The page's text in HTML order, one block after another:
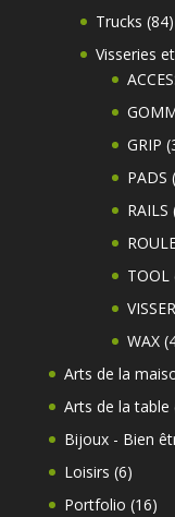
Trucks 8484
Visseries
GRIP
PADS
RAILS
TOOL
WAX
Arts de la
Arts de la table
Bijoux - Bien
Loisirs 66
produits
Portfolio 1616